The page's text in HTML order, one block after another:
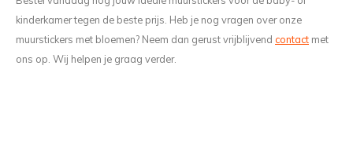
kinderkamer tegen de beste prijs. Heb je nog vragen over onze
muurstickers met bloemen? Neem dan gerust vrijblijvend contact met
ons op. Wij helpen je graag verder.